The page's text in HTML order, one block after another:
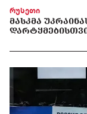
რუსეთი
ᲛᲐᲡᲙᲛᲐ